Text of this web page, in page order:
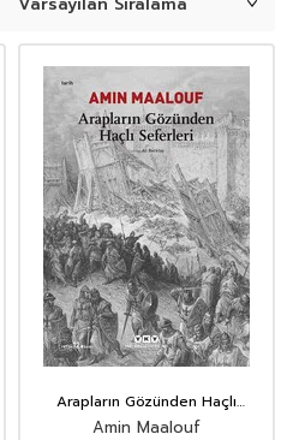
Arapların Gözünden Haçlı
Seferleri
Amin Maalouf